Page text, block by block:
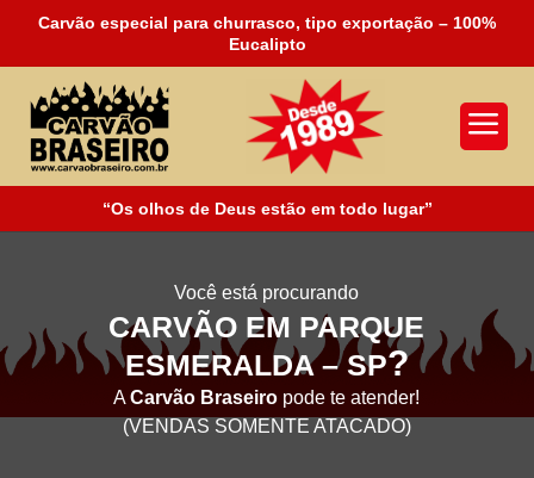
Carvão especial para churrasco, tipo exportação – 100%
Eucalipto
a
“Os olhos de Deus estão em todo lugar”
Você está procurando
CARVÃO EM PARQUE
ESMERALDA – SP?
ACarvão Braseiro pode te atender!
(VENDAS SOMENTE ATACADO)